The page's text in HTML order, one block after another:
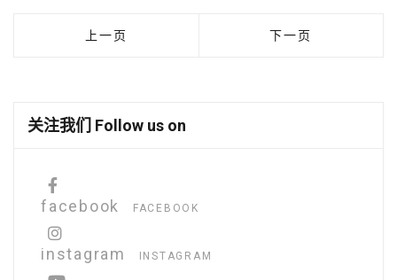
上一篇文章: 教育事工
上一页 下一篇文章: 家庭事
下一页
关注我们 Follow us on
facebook FACEBOOK
instagram INSTAGRAM